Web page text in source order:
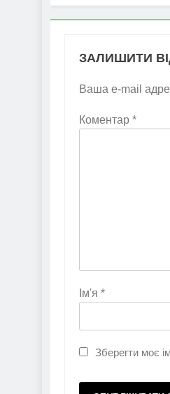
ЗАЛИШИТИ
Ваша e-mail
Коментар *
Ім'я *
Зберегти моє